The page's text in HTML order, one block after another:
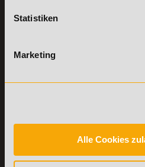
Statistiken
Marketing
Alle Cookies
Vertrag
widerrufen